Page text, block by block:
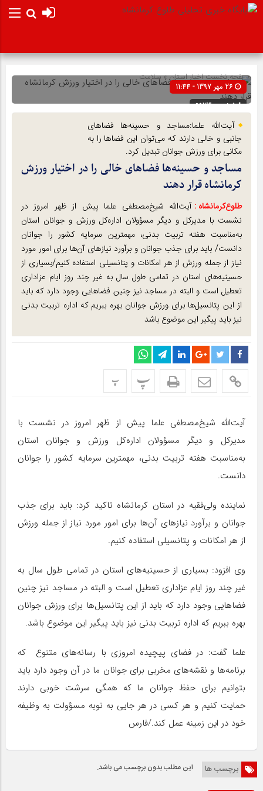
صفحه نخستاخبار استان»سلامت
شناسه : 9973
آیت‌الله علما:مساجد و حسینه‌ها فضا‌های
جانبی و خالی دارند که می‌توان این فضا‌ها را به
مکانی برای ورزش جوانان تبدیل کرد.
مساجد و حسینه‌ها فضا‌های خالی را در اختیار ورزش
کرمانشاه قرار دهند
طلوع‌‌کرمانشاه : آیت‌الله شیخ‌مصطفی علما پیش از ظهر امروز در
نشست با مدیرکل و دیگر مسؤولان اداره‌کل ورزش و جوانان استان
به‌مناسبت هفته تربیت بدنی، مهمترین سرمایه کشور را جوانان
دانست/ باید برای جذب جوانان و برآورد نیاز‌های آن‌ها برای امور مورد
نیاز از جمله ورزش از هر امکانات و پتانسیلی استفاده کنیم/بسیاری از
حسینیه‌های استان در تمامی طول سال به غیر چند روز ایام عزاداری
تعطیل است و البته در مساجد نیز چنین فضاهایی وجود دارد که باید
از این پتانسیل‌ها برای ورزش جوانان بهره ببریم که اداره تربیت بدنی
نیز باید پیگیر این موضوع باشد
پ پ
آیت‌الله شیخ‌مصطفی علما پیش از ظهر امروز در نشست با
مدیرکل و دیگر مسؤولان اداره‌کل ورزش و جوانان استان
به‌مناسبت هفته تربیت بدنی، مهمترین سرمایه کشور را جوانان
دانست.
نماینده ولی‌فقیه در استان کرمانشاه تاکید کرد: باید برای جذب
جوانان و برآورد نیاز‌های آن‌ها برای امور مورد نیاز از جمله ورزش
از هر امکانات و پتانسیلی استفاده کنیم.
وی افزود: بسیاری از حسینیه‌های استان در تمامی طول سال به
غیر چند روز ایام عزاداری تعطیل است و البته در مساجد نیز چنین
فضاهایی وجود دارد که باید از این پتانسیل‌ها برای ورزش جوانان
بهره ببریم که اداره تربیت بدنی نیز باید پیگیر این موضوع باشد.
علما گفت: در فضای پیچیده امروزی با رسانه‌های متنوع که
برنامه‌ها و نقشه‌های مخربی برای جوانان ما در آن وجود دارد باید
بتوانیم برای حفظ جوانان ما که همگی سرشت خوبی دارند
حمایت کنیم و هر کسی در هر جایی به نوبه مسؤولت به وظیفه
خود در این زمینه عمل کند./فارس
برچسب ها این مطلب بدون برچسب می باشد.